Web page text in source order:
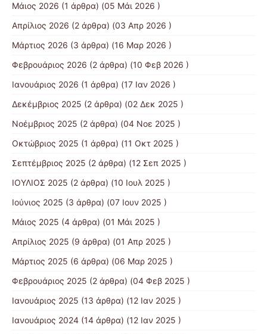
Μάιος 2026 (1 άρθρα) (05 Μάι 2026 )
Απρίλιος 2026 (2 άρθρα) (03 Απρ 2026 )
Μάρτιος 2026 (3 άρθρα) (16 Μαρ 2026 )
Φεβρουάριος 2026 (2 άρθρα) (10 Φεβ 2026 )
Ιανουάριος 2026 (1 άρθρα) (17 Ιαν 2026 )
Δεκέμβριος 2025 (2 άρθρα) (02 Δεκ 2025 )
Νοέμβριος 2025 (2 άρθρα) (04 Νοε 2025 )
Οκτώβριος 2025 (1 άρθρα) (11 Οκτ 2025 )
Σεπτέμβριος 2025 (2 άρθρα) (12 Σεπ 2025 )
ΙΟΥΛΙΟΣ 2025 (2 άρθρα) (10 Ιουλ 2025 )
Ιούνιος 2025 (3 άρθρα) (07 Ιουν 2025 )
Μάιος 2025 (4 άρθρα) (01 Μάι 2025 )
Απρίλιος 2025 (9 άρθρα) (01 Απρ 2025 )
Μάρτιος 2025 (6 άρθρα) (06 Μαρ 2025 )
Φεβρουάριος 2025 (2 άρθρα) (04 Φεβ 2025 )
Ιανουάριος 2025 (13 άρθρα) (12 Ιαν 2025 )
Ιανουάριος 2024 (14 άρθρα) (12 Ιαν 2025 )